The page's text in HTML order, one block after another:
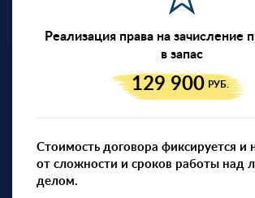
Реализация права на зачисление
в запас
129 900 РУБ.
Стоимость договора фиксируется и
от сложности и сроков работы над
делом.